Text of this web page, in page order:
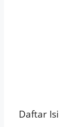
Daftar Isi